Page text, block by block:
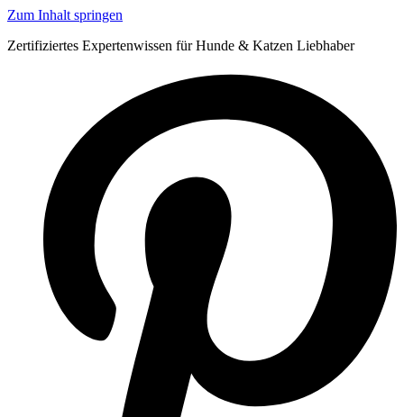
Zum Inhalt springen
Zertifiziertes Expertenwissen für Hunde & Katzen Liebhaber